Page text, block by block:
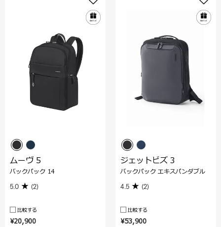
¥20,900
ムーヴ 5
バックパック 14
5.0 (2)
比較する
¥53,900
ジェットビズ 3
バックパック エキスパンダブル
4.5 (2)
比較する